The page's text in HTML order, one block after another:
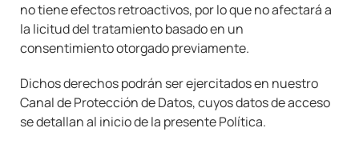
no tiene efectos retroactivos, por lo que no afectará a
la licitud del tratamiento basado en un
consentimiento otorgado previamente.
Dichos derechos podrán ser ejercitados en nuestro
Canal de Protección de Datos, cuyos datos de acceso
se detallan al inicio de la presente Política.